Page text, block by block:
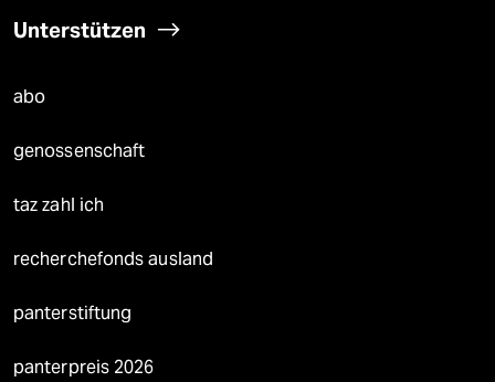
Unterstützen
abo
genossenschaft
taz zahl ich
recherchefonds ausland
panterstiftung
panterpreis 2026